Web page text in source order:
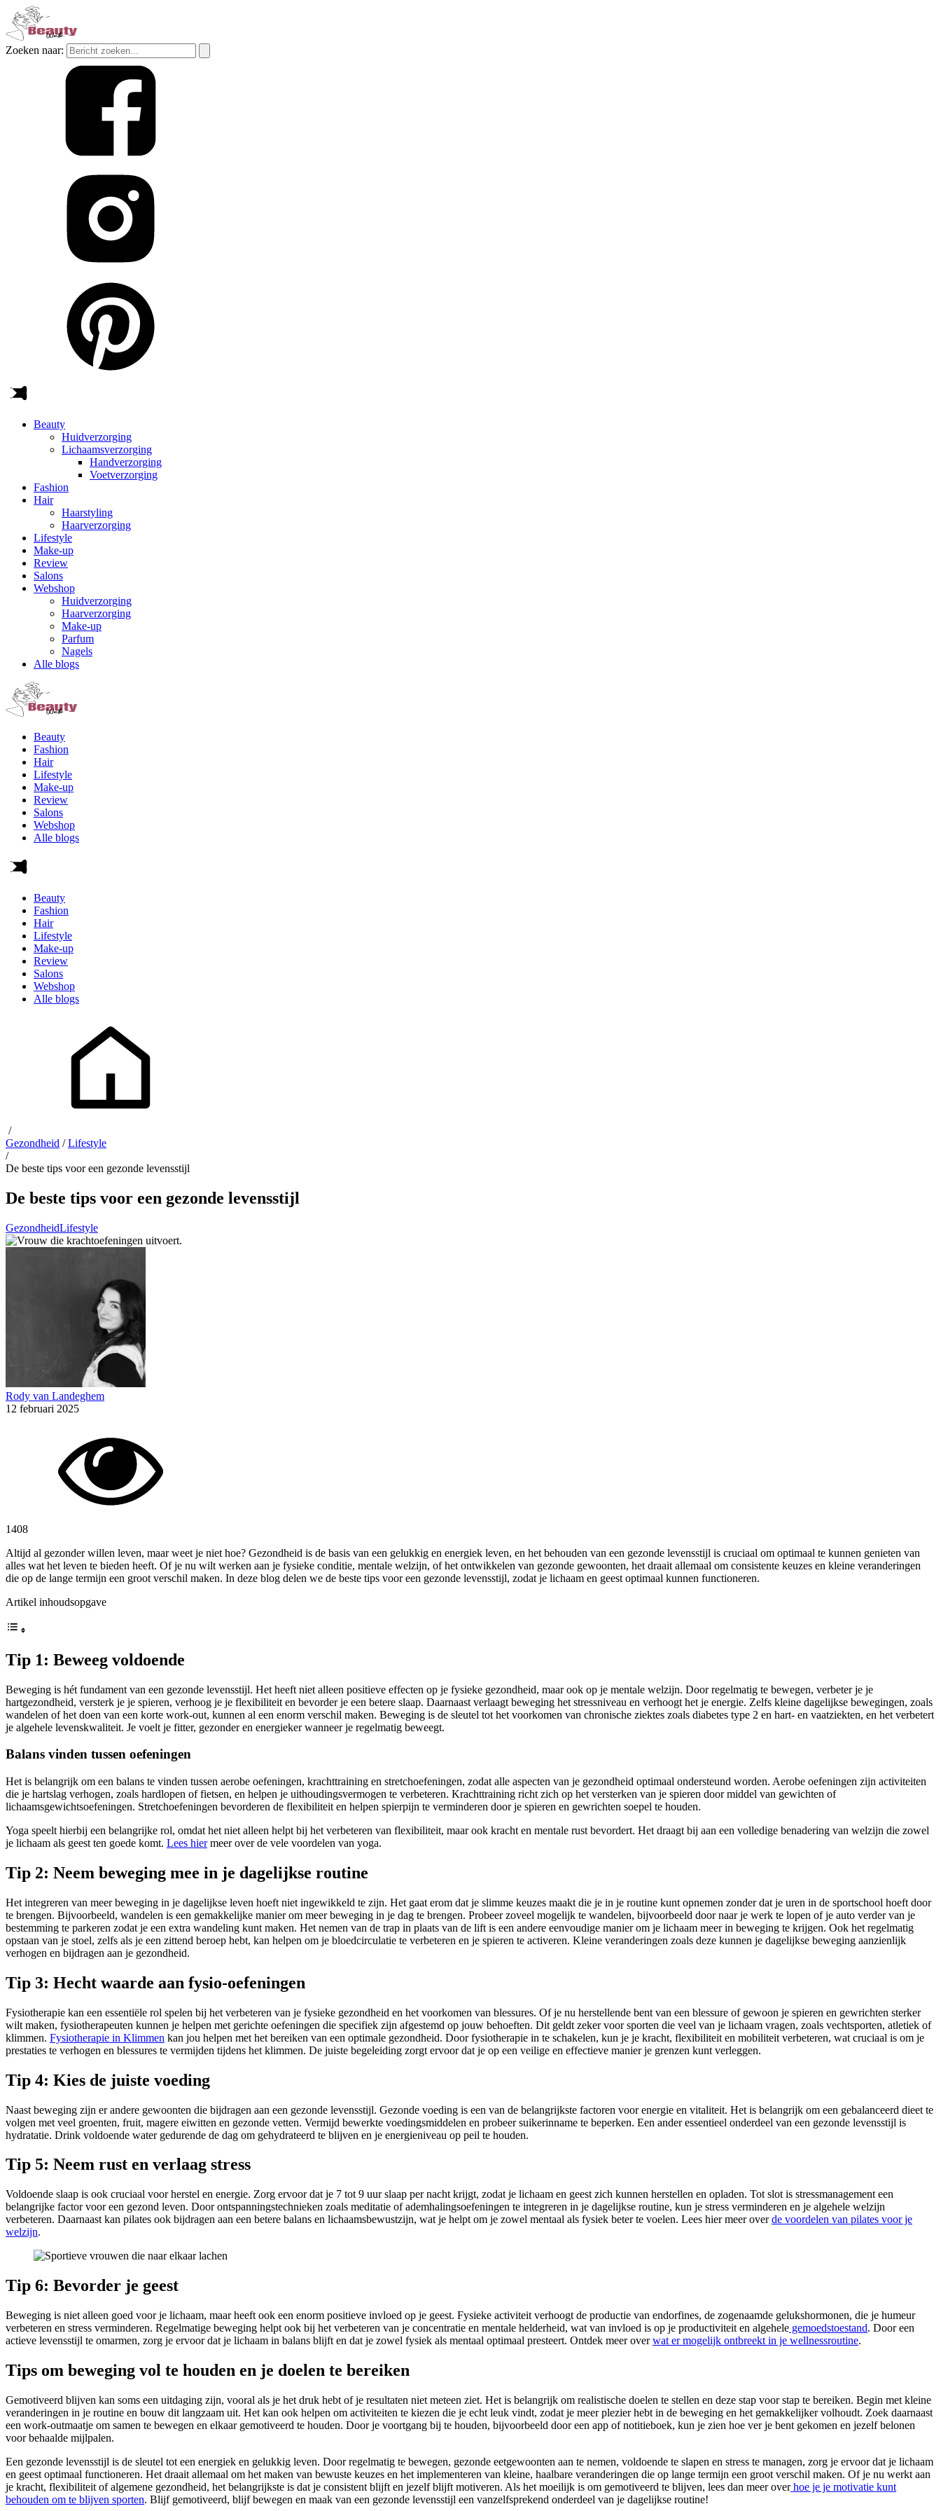
Zoeken naar:
Beauty
Huidverzorging
Lichaamsverzorging
Handverzorging
Voetverzorging
Fashion
Hair
Haarstyling
Haarverzorging
Lifestyle
Make-up
Review
Salons
Webshop
Huidverzorging
Haarverzorging
Make-up
Parfum
Nagels
Alle blogs
Beauty
Fashion
Hair
Lifestyle
Make-up
Review
Salons
Webshop
Alle blogs
Beauty
Fashion
Hair
Lifestyle
Make-up
Review
Salons
Webshop
Alle blogs
/
Gezondheid /Lifestyle
/
De beste tips voor een gezonde levensstijl
De beste tips voor een gezonde levensstijl
GezondheidLifestyle
Rody van Landeghem
12 februari 2025
1408
Altijd al gezonder willen leven, maar weet je niet hoe? Gezondheid is de basis van een gelukkig en energiek leven, en het behouden van een gezonde levensstijl is cruciaal om optimaal te kunnen genieten van
alles wat het leven te bieden heeft. Of je nu wilt werken aan je fysieke conditie, mentale welzijn, of het ontwikkelen van gezonde gewoonten, het draait allemaal om consistente keuzes en kleine veranderingen
die op de lange termijn een groot verschil maken. In deze blog delen we de beste tips voor een gezonde levensstijl, zodat je lichaam en geest optimaal kunnen functioneren.
Artikel inhoudsopgave
Tip 1: Beweeg voldoende
Beweging is hét fundament van een gezonde levensstijl. Het heeft niet alleen positieve effecten op je fysieke gezondheid, maar ook op je mentale welzijn. Door regelmatig te bewegen, verbeter je je
hartgezondheid, versterk je je spieren, verhoog je je flexibiliteit en bevorder je een betere slaap. Daarnaast verlaagt beweging het stressniveau en verhoogt het je energie. Zelfs kleine dagelijkse bewegingen, zoals
wandelen of het doen van een korte work-out, kunnen al een enorm verschil maken. Beweging is de sleutel tot het voorkomen van chronische ziektes zoals diabetes type 2 en hart- en vaatziekten, en het verbetert
je algehele levenskwaliteit. Je voelt je fitter, gezonder en energieker wanneer je regelmatig beweegt.
Balans vinden tussen oefeningen
Het is belangrijk om een balans te vinden tussen aerobe oefeningen, krachttraining en stretchoefeningen, zodat alle aspecten van je gezondheid optimaal ondersteund worden. Aerobe oefeningen zijn activiteiten
die je hartslag verhogen, zoals hardlopen of fietsen, en helpen je uithoudingsvermogen te verbeteren. Krachttraining richt zich op het versterken van je spieren door middel van gewichten of
lichaamsgewichtsoefeningen. Stretchoefeningen bevorderen de flexibiliteit en helpen spierpijn te verminderen door je spieren en gewrichten soepel te houden.
Yoga speelt hierbij een belangrijke rol, omdat het niet alleen helpt bij het verbeteren van flexibiliteit, maar ook kracht en mentale rust bevordert. Het draagt bij aan een volledige benadering van welzijn die zowel
je lichaam als geest ten goede komt. Lees hiermeer over de vele voordelen van yoga.
Tip 2: Neem beweging mee in je dagelijkse routine
Het integreren van meer beweging in je dagelijkse leven hoeft niet ingewikkeld te zijn. Het gaat erom dat je slimme keuzes maakt die je in je routine kunt opnemen zonder dat je uren in de sportschool hoeft door
te brengen. Bijvoorbeeld, wandelen is een gemakkelijke manier om meer beweging in je dag te brengen. Probeer zoveel mogelijk te wandelen, bijvoorbeeld door naar je werk te lopen of je auto verder van je
bestemming te parkeren zodat je een extra wandeling kunt maken. Het nemen van de trap in plaats van de lift is een andere eenvoudige manier om je lichaam meer in beweging te krijgen. Ook het regelmatig
opstaan van je stoel, zelfs als je een zittend beroep hebt, kan helpen om je bloedcirculatie te verbeteren en je spieren te activeren. Kleine veranderingen zoals deze kunnen je dagelijkse beweging aanzienlijk
verhogen en bijdragen aan je gezondheid.
Tip 3: Hecht waarde aan fysio-oefeningen
Fysiotherapie kan een essentiële rol spelen bij het verbeteren van je fysieke gezondheid en het voorkomen van blessures. Of je nu herstellende bent van een blessure of gewoon je spieren en gewrichten sterker
wilt maken, fysiotherapeuten kunnen je helpen met gerichte oefeningen die specifiek zijn afgestemd op jouw behoeften. Dit geldt zeker voor sporten die veel van je lichaam vragen, zoals vechtsporten, atletiek of
klimmen. Fysiotherapie in Klimmen kan jou helpen met het bereiken van een optimale gezondheid. Door fysiotherapie in te schakelen, kun je je kracht, flexibiliteit en mobiliteit verbeteren, wat cruciaal is om je
prestaties te verhogen en blessures te vermijden tijdens het klimmen. De juiste begeleiding zorgt ervoor dat je op een veilige en effectieve manier je grenzen kunt verleggen.
Tip 4: Kies de juiste voeding
Naast beweging zijn er andere gewoonten die bijdragen aan een gezonde levensstijl. Gezonde voeding is een van de belangrijkste factoren voor energie en vitaliteit. Het is belangrijk om een gebalanceerd dieet te
volgen met veel groenten, fruit, magere eiwitten en gezonde vetten. Vermijd bewerkte voedingsmiddelen en probeer suikerinname te beperken. Een ander essentieel onderdeel van een gezonde levensstijl is
hydratatie. Drink voldoende water gedurende de dag om gehydrateerd te blijven en je energieniveau op peil te houden.
Tip 5: Neem rust en verlaag stress
Voldoende slaap is ook cruciaal voor herstel en energie. Zorg ervoor dat je 7 tot 9 uur slaap per nacht krijgt, zodat je lichaam en geest zich kunnen herstellen en opladen. Tot slot is stressmanagement een
belangrijke factor voor een gezond leven. Door ontspanningstechnieken zoals meditatie of ademhalingsoefeningen te integreren in je dagelijkse routine, kun je stress verminderen en je algehele welzijn
verbeteren. Daarnaast kan pilates ook bijdragen aan een betere balans en lichaamsbewustzijn, wat je helpt om je zowel mentaal als fysiek beter te voelen. Lees hier meer overde voordelen van pilates voor je
welzijn.
Tip 6: Bevorder je geest
Beweging is niet alleen goed voor je lichaam, maar heeft ook een enorm positieve invloed op je geest. Fysieke activiteit verhoogt de productie van endorfines, de zogenaamde gelukshormonen, die je humeur
verbeteren en stress verminderen. Regelmatige beweging helpt ook bij het verbeteren van je concentratie en mentale helderheid, wat van invloed is op je productiviteit en algehele gemoedstoestand. Door een
actieve levensstijl te omarmen, zorg je ervoor dat je lichaam in balans blijft en dat je zowel fysiek als mentaal optimaal presteert. Ontdek meer overwat er mogelijk ontbreekt in je wellnessroutine.
Tips om beweging vol te houden en je doelen te bereiken
Gemotiveerd blijven kan soms een uitdaging zijn, vooral als je het druk hebt of je resultaten niet meteen ziet. Het is belangrijk om realistische doelen te stellen en deze stap voor stap te bereiken. Begin met kleine
veranderingen in je routine en bouw dit langzaam uit. Het kan ook helpen om activiteiten te kiezen die je echt leuk vindt, zodat je meer plezier hebt in de beweging en het gemakkelijker volhoudt. Zoek daarnaast
een work-outmaatje om samen te bewegen en elkaar gemotiveerd te houden. Door je voortgang bij te houden, bijvoorbeeld door een app of notitieboek, kun je zien hoe ver je bent gekomen en jezelf belonen
voor behaalde mijlpalen.
Een gezonde levensstijl is de sleutel tot een energiek en gelukkig leven. Door regelmatig te bewegen, gezonde eetgewoonten aan te nemen, voldoende te slapen en stress te managen, zorg je ervoor dat je lichaam
en geest optimaal functioneren. Het draait allemaal om het maken van bewuste keuzes en het implementeren van kleine, haalbare veranderingen die op lange termijn een groot verschil maken. Of je nu werkt aan
je kracht, flexibiliteit of algemene gezondheid, het belangrijkste is dat je consistent blijft en jezelf blijft motiveren. Als het moeilijk is om gemotiveerd te blijven, lees dan meer overhoe je je motivatie kunt
behouden om te blijven sporten. Blijf gemotiveerd, blijf bewegen en maak van een gezonde levensstijl een vanzelfsprekend onderdeel van je dagelijkse routine!